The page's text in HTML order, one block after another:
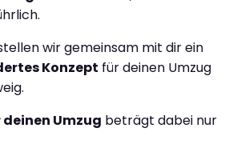
wir gemeinsam mit dir ein
Konzept für deinen Umzug
Umzug beträgt dabei nur